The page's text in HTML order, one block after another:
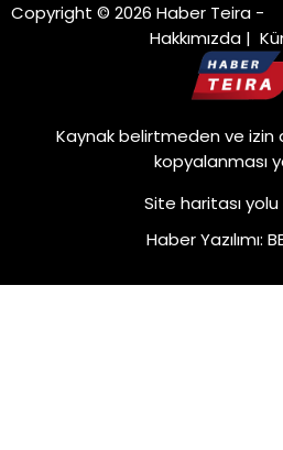
Copyright © 2026 Haber Teira -
Hakkımızda |
Kaynak belirtmeden ve
kopyalanması
Site haritasıyolu
Haber Yazılımı: